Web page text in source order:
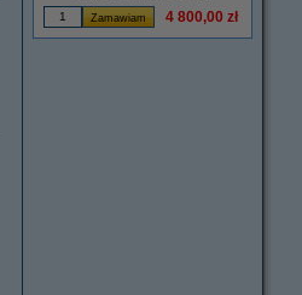
4 800,00 zł